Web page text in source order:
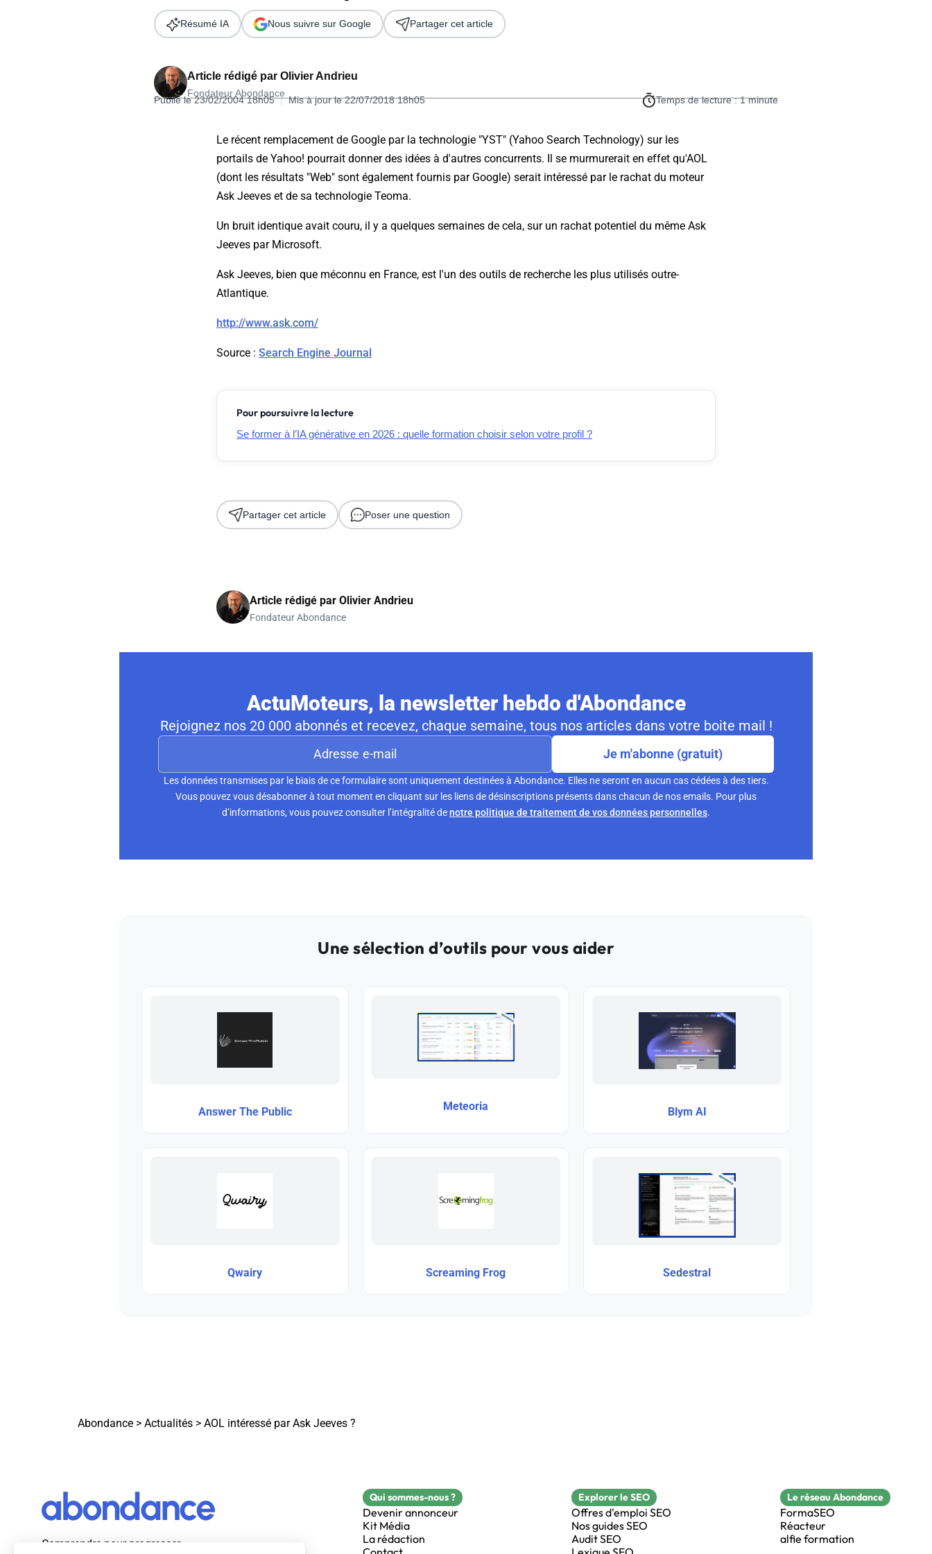
Télécharger l'Ebook
Formation SEO & GEO - Edition 2026
Article rédigé par Olivier Andrieu
Fondateur Abondance
Publié le 23/02/2004 18h05 | Mis à jour le 22/07/2018 18h05 Temps de lecture : 1 minute
Résumé IA Nous suivre sur Google Partager cet article
Le récent remplacement de Google par la technologie "YST" (Yahoo Search Technology) sur les
portails de Yahoo! pourrait donner des idées à d'autres concurrents. Il se murmurerait en effet qu'AOL
(dont les résultats "Web" sont également fournis par Google) serait intéressé par le rachat du moteur
Ask Jeeves et de sa technologie Teoma.
Un bruit identique avait couru, il y a quelques semaines de cela, sur un rachat potentiel du même Ask
Jeeves par Microsoft.
Ask Jeeves, bien que méconnu en France, est l'un des outils de recherche les plus utilisés outre-
Atlantique.
http://www.ask.com/
Source : Search Engine Journal
Pour poursuivre la lecture
Se former à l’IA générative en 2026 : quelle formation choisir selon votre profil ?
Partager cet article Poser une question
Article rédigé par Olivier Andrieu
Fondateur Abondance
ActuMoteurs, la newsletter hebdo d'Abondance
Rejoignez nos 20 000 abonnés et recevez, chaque semaine, tous nos articles dans votre boite mail !
Je m'abonne (gratuit)
Les données transmises par le biais de ce formulaire sont uniquement destinées à Abondance. Elles ne seront en aucun cas cédées à des tiers.
Vous pouvez vous désabonner à tout moment en cliquant sur les liens de désinscriptions présents dans chacun de nos emails. Pour plus
d’informations, vous pouvez consulter l’intégralité denotre politique de traitement de vos données personnelles.
Une sélection d’outils pour vous aider
Answer The Public Meteoria Blym AI
Qwairy Screaming Frog Sedestral
Abondance > Actualités > AOL intéressé par Ask Jeeves ?
Comprendre pour progresser
Qui sommes-nous ?
Devenir annonceur
Kit Média
La rédaction
Explorer le SEO
Offres d'emploi SEO
Nos guides SEO
Audit SEO
Le réseau Abondance
FormaSEO
Réacteur
alfie formation